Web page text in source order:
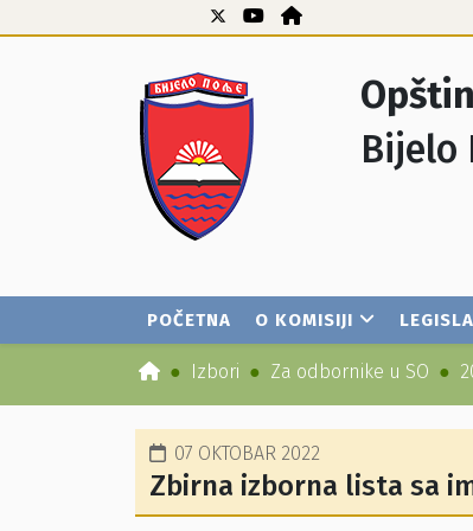
Bijelo
POČETNA O KOMISIJI
Izbori Za odbornike u SO
07 OKTOBAR 2022
Zbirna izborna lista sa